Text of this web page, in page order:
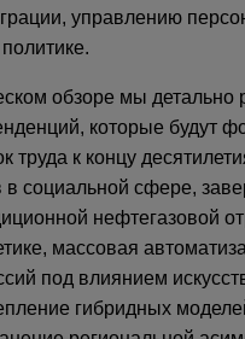
управлению
обзоре мы детально
которые будут
труда к концу
в социальной сфере,
нефтегазовой
массовая
под влиянием
гибридных